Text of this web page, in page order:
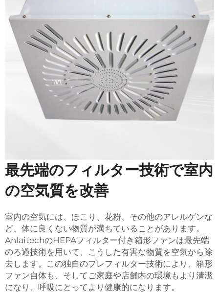
最先端のフィルター技術で室内
の空気質を改善
室内の空気には、ほこり、花粉、その他のアレルゲンな
ど、体に良くない物質が満ちていることがあります。
AnlaitechのHEPAフィルター付き箱形ファンは最先端
のろ過技術を用いて、こうした有害な物質を空気から除
去します。この独自のプレフィルター技術により、箱形
ファン自体も、そしてご家庭や店舗内の環境もより清潔
になり、呼吸にとってより健康的になります。